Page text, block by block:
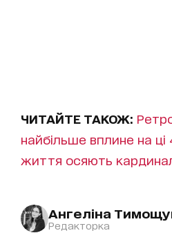
ЧИТАЙТЕ ТАКОЖ:
найбільше вплине на ці
життя осяють
Ангеліна
Редакторка